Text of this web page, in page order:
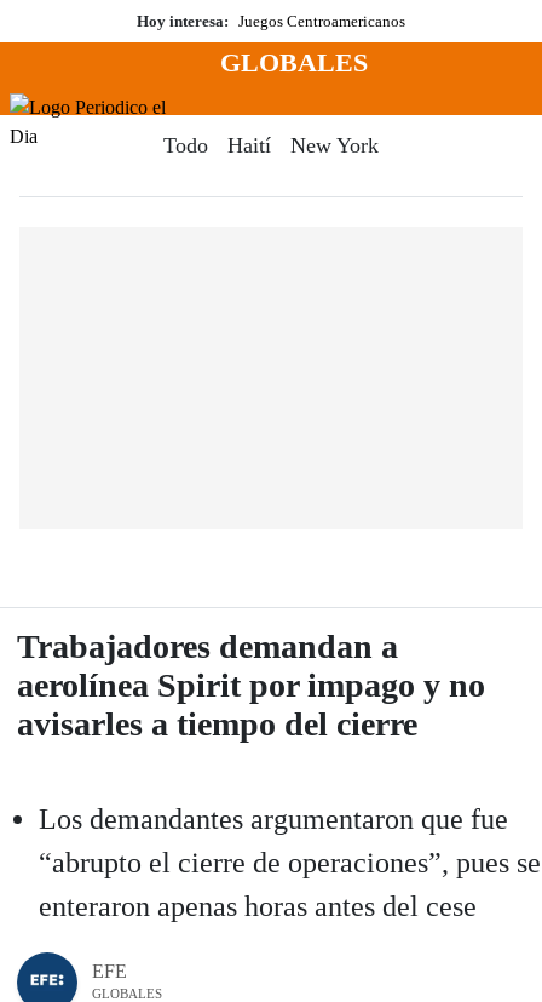
al
Hoy interesa: Juegos Centroamericanos
Menú
GLOBALES
Todo Haití New York
Trabajadores demandan a
aerolínea Spirit por impago y no
avisarles a tiempo del cierre
Los demandantes argumentaron que fue
“abrupto el cierre de operaciones”, pues se
enteraron apenas horas antes del cese
EFE
GLOBALES